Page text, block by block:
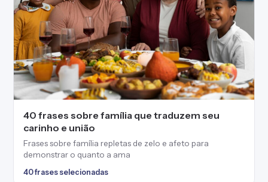
40 frases sobre família que traduzem seu
carinho e união
Frases sobre família repletas de zelo e afeto para
demonstrar o quanto a ama
40 frases selecionadas